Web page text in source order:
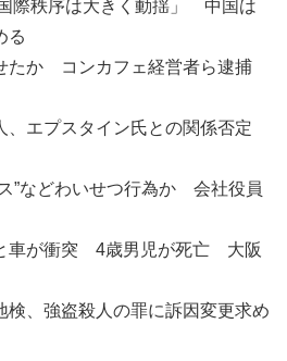
際秩序は大きく動揺」 中国は
る
たか コンカフェ経営者ら逮捕
、エプスタイン氏との関係否定
”などわいせつ行為か 会社役員
車が衝突 4歳男児が死亡 大阪
、強盗殺人の罪に訴因変更求め